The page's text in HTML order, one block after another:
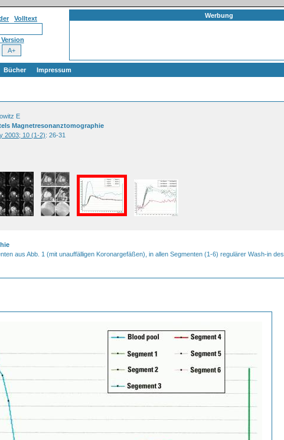
Volltext Werbung
Bücher Impressum
E
Magnetresonanztomographie
2003; 10 (1-2): 26-31
aus Abb. 1 (mit unauffälligen Koronargefäßen), in allen Segmenten (1-6) regulärer Wash-in des